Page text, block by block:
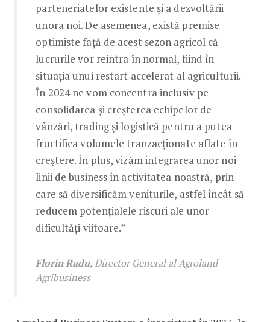
parteneriatelor existente și a dezvoltării
unora noi. De asemenea, există premise
optimiste față de acest sezon agricol că
lucrurile vor reintra în normal, fiind în
situația unui restart accelerat al agriculturii.
În 2024 ne vom concentra inclusiv pe
consolidarea și creșterea echipelor de
vânzări, trading și logistică pentru a putea
fructifica volumele tranzacționate aflate în
creștere. În plus, vizăm integrarea unor noi
linii de business în activitatea noastră, prin
care să diversificăm veniturile, astfel încât să
reducem potențialele riscuri ale unor
dificultăți viitoare.”
Florin Radu, Director General al Agroland
Agribusiness